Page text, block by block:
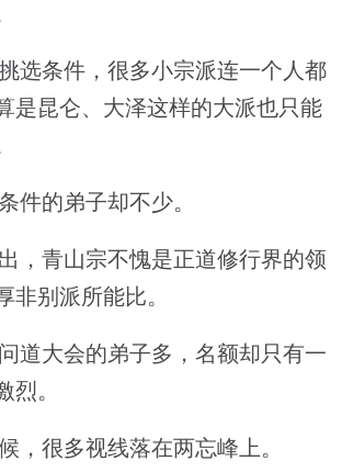
选条件，很多小宗派连一个人都
是昆仑、大泽这样的大派也只能
的弟子却不少。
，青山宗不愧是正道修行界的领
非别派所能比。
道大会的弟子多，名额却只有一
烈。
很多视线落在两忘峰上。